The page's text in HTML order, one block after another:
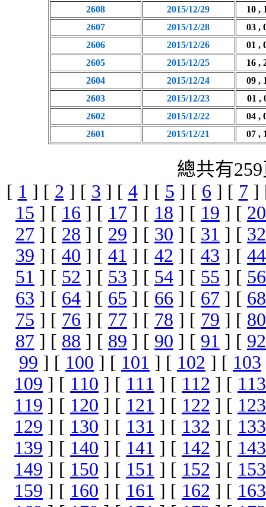
2608
2015/12/29
10 ,
2607
2015/12/28
03 ,
2606
2015/12/26
01 ,
2605
2015/12/25
16 ,
2604
2015/12/24
09 ,
2603
2015/12/23
01 ,
2602
2015/12/22
04 ,
2601
2015/12/21 07 ,
總共有
[ 1 ] [ 2 ] [ 3 ] [ 4] [ 5 ] [ 6 ] [ 7 ]
15 ] [ 16 ] [ 17 ] [ 18 ] [ 19 ] [ 20
27 ] [ 28 ] [ 29 ] [ 30 ] [ 31 ] [ 32
39 ] [ 40 ] [ 41 ] [ 42 ] [ 43 ] [ 44
51 ] [ 52 ] [ 53 ] [ 54 ] [ 55 ] [ 56
63 ] [ 64 ] [ 65 ] [ 66 ] [ 67 ] [ 68
75 ] [ 76 ] [ 77 ] [ 78 ] [ 79 ] [ 80
87 ] [ 88 ] [ 89 ] [ 90 ] [ 91 ] [ 92
99 ] [ 100 ] [ 101 ] [ 102 ] [ 103
109 ] [ 110 ] [ 111 ] [ 112 ] [ 113
119 ] [ 120 ] [ 121 ] [ 122 ] [ 123
129 ] [ 130 ] [ 131 ] [ 132 ] [ 133
139 ] [ 140 ] [ 141 ] [ 142 ] [ 143
149 ] [ 150 ] [ 151 ] [ 152 ] [ 153
159 ] [ 160 ] [ 161 ] [ 162 ] [ 163